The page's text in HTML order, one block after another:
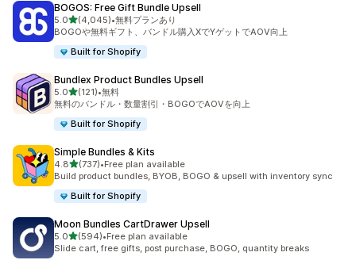
BOGOS: Free Gift Bundle Upsell
5.05つ星中
(4,045)
合計レビュー数：4045件
•無料プランあり
BOGOや無料ギフト、バンドル購入XでYゲットでAOV向上
Built for Shopify
Bundlex Product Bundles Upsell
5.05つ星中
(121)
合計レビュー数：121件
•無料
無料のバンドル・数量割引・BOGOでAOVを向上
Built for Shopify
Simple Bundles & Kits
4.85つ星中
(737)
合計レビュー数：737件
•Free plan available
Build product bundles, BYOB, BOGO & upsell with inventory sync
Built for Shopify
Moon Bundles CartDrawer Upsell
5.05つ星中
(594)
合計レビュー数：594件
•Free plan available
Slide cart, free gifts, post purchase, BOGO, quantity breaks